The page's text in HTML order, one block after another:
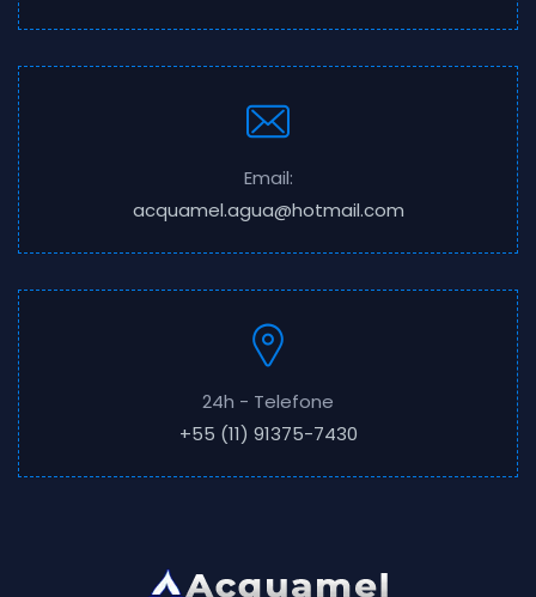
Email:
acquamel.agua@hotmail.com
24h - Telefone
+55 (11) 91375-7430